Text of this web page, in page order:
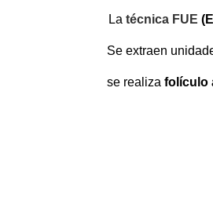
La técnica FUE
Se extraen
se realiza folículo